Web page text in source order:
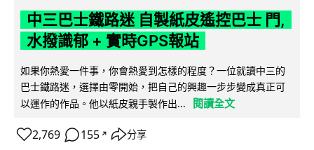
中三巴士鐵路迷 自製紙皮遙控巴士 門,
水撥識郁 + 實時GPS報站
如果你熱愛一件事，你會熱愛到怎樣的程度？一位就讀中三的
巴士鐵路迷，選擇由零開始，把自己的興趣一步步變成真正可
以運作的作品。他以紙皮親手製作出...
閱讀全文
2,769 155 ↗ 分享